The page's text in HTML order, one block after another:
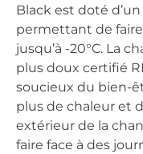
Black est doté
permettant de
jusqu’à -20°C. La
plus doux certifié
soucieux du bien-
plus de chaleur et
extérieur de la
faire face à des